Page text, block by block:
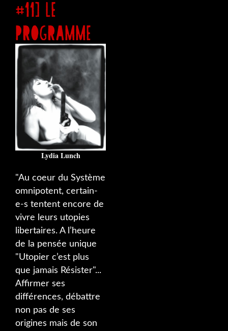
#11] LE
PROGRAMME
Lydia Lunch
"Au coeur du Système
omnipotent, certain-
e-s tentent encore de
vivre leurs utopies
libertaires. A l’heure
de la pensée unique
"Utopier c’est plus
que jamais Résister"...
Affirmer ses
différences, débattre
non pas de ses
origines mais de son